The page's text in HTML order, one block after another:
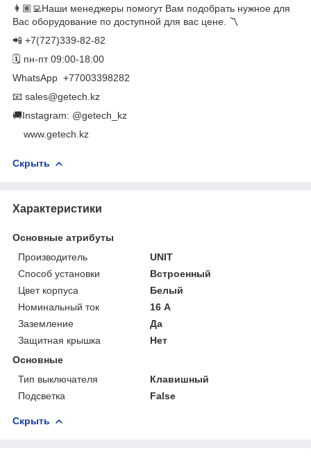
👩🏽‍💻Наши менеджеры помогут Вам подобрать нужное для
Вас оборудование по доступной для вас цене. 〽️
📲 +7(727)339-82-82
🗓 пн-пт 09:00-18:00
WhatsApp ​ +77003398282
📧 sales@getech.kz
🚚Instagram: @getech_kz
​ ​ ​ ​ www.getech.kz
Скрыть
Характеристики
Основные атрибуты
Производитель
UNIT
Способ установки
Встроенный
Цвет корпуса
Белый
Номинальный ток
16 А
Заземление
Да
Защитная крышка
Нет
Основные
Тип выключателя
Клавишный
Подсветка
False
Скрыть